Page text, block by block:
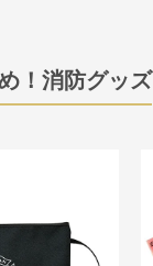
！消防グッズ